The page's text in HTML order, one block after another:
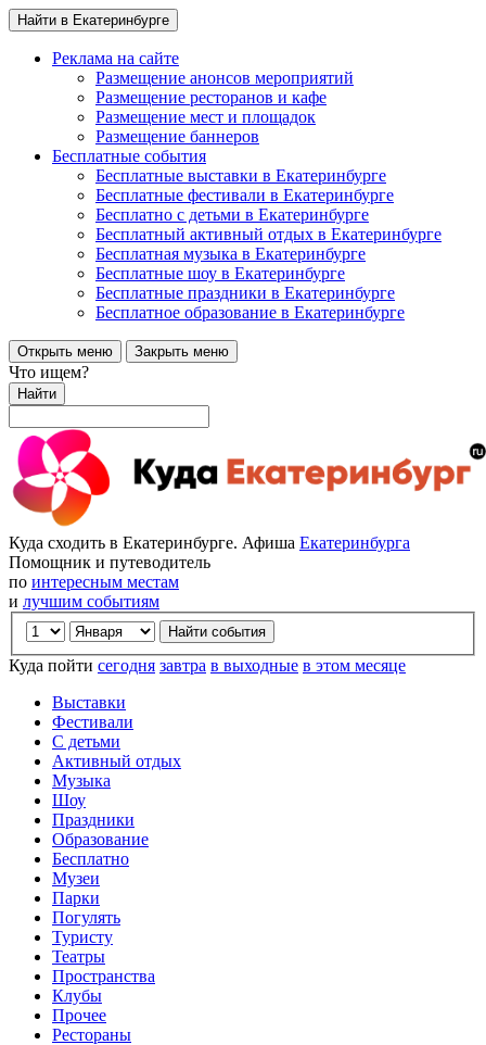
Найти в Екатеринбурге
Реклама на сайте
Размещение анонсов мероприятий
Размещение ресторанов и кафе
Размещение мест и площадок
Размещение баннеров
Бесплатные события
Бесплатные выставки в Екатеринбурге
Бесплатные фестивали в Екатеринбурге
Бесплатно с детьми в Екатеринбурге
Бесплатный активный отдых в Екатеринбурге
Бесплатная музыка в Екатеринбурге
Бесплатные шоу в Екатеринбурге
Бесплатные праздники в Екатеринбурге
Бесплатное образование в Екатеринбурге
Открыть меню Закрыть меню
Что ищем?
Найти
Куда сходить в Екатеринбурге. Афиша Екатеринбурга
Помощник и путеводитель
по интересным местам
и лучшим событиям
Куда пойти сегодня завтра в выходные в этом месяце
Выставки
Фестивали
С детьми
Активный отдых
Музыка
Шоу
Праздники
Образование
Бесплатно
Музеи
Парки
Погулять
Туристу
Театры
Пространства
Клубы
Прочее
Рестораны